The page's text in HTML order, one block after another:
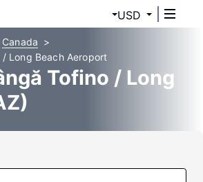
USD
Canada
Long Beach Aeroport
Tofino / Long